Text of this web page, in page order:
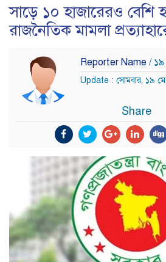
সাড়ে ১০ হাজারেরও বেশি
রাজনৈতিক মামলা
Reporter Name /
Update : সোমবার, ১৯
Share